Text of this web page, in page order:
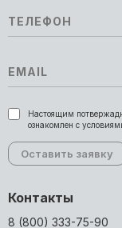
Настоящим
ознакомлен с
Контакты
8 (800) 333-75-90